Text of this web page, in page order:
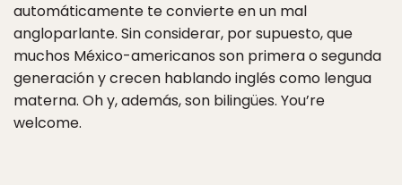
automáticamente te convierte en un mal
angloparlante. Sin considerar, por supuesto, que
muchos México-americanos son primera o segunda
generación y crecen hablando inglés como lengua
materna. Oh y, además, son bilingües. You’re
welcome.